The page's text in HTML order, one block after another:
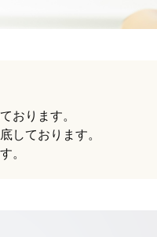
おります。
しております。
。